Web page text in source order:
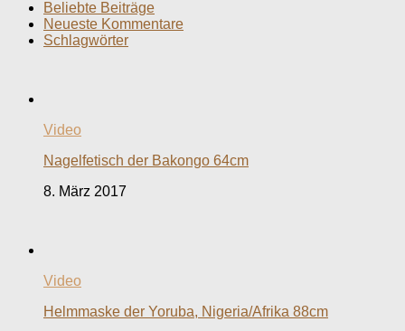
Beliebte Beiträge
Neueste Kommentare
Schlagwörter
Video
Nagelfetisch der Bakongo 64cm
8. März 2017
Video
Helmmaske der Yoruba, Nigeria/Afrika 88cm